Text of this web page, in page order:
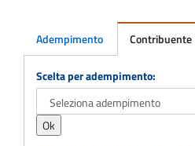
Adempimento Contribuente
Adempimento
Scelta per adempimento: